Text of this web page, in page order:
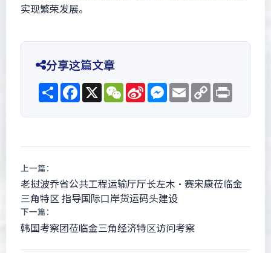
实现繁荣发展。
分享这篇文章
ShareFacebook
X WeChat
Sina
Weibo
Messenger
EmailCopy
Link
上一篇：
老挝波乔省公共工程运输厅厅长左木·赛宋康莅临金
三角特区 指导国际口岸货运码头建设
下一篇：
韩国考察团莅临金三角经济特区访问考察